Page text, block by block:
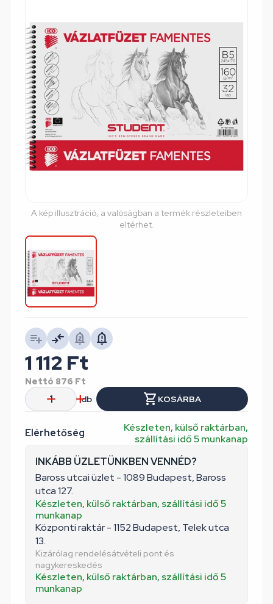
A kép illusztráció, a valóságban a termék részleteiben
eltérhet.
Elérhetőség
Készleten, külső raktárban,
szállítási idő 5 munkanap
INKÁBB ÜZLETÜNKBEN VENNÉD?
Baross utcai üzlet - 1089 Budapest, Baross
utca 127.
Készleten, külső raktárban, szállítási idő 5
munkanap
Központi raktár - 1152 Budapest, Telek utca
13.
Kizárólag rendelésátvételi pont és
nagykereskedés
Készleten, külső raktárban, szállítási idő 5
munkanap
1 112 Ft
Nettó 876 Ft
db
KOSÁRBA